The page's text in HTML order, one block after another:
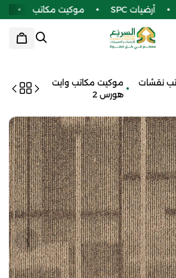
أرضيات SPC موكيت مكاتب
نقشات
موكيت مكاتب وايت
هورس 2